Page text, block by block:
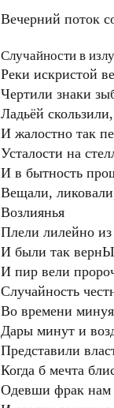
Вечерний поток
Случайности в
Реки искристой
Чертили знаки
Ладьёй
И жалостно так
Усталости на
И в бытность
Вещали,
Возлиянья
Плели лилейно из
И были так
И пир вели
Случайность
Во времени минуя
Дары минут и
Представили
Когда б мечта
Одевши фрак нам